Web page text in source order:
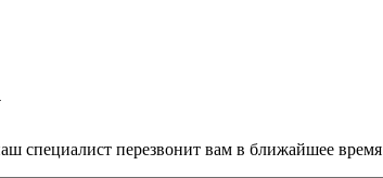
специалист перезвонит вам в ближайшее время